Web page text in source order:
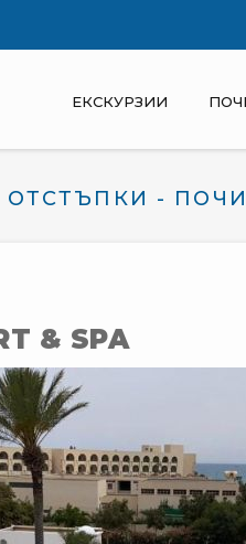
ЕКСКУРЗИИ
ОТСТЪПКИ -
& SPA